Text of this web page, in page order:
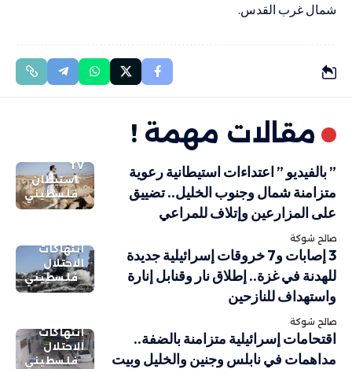
شمال غرب القدس.
مقالات مهمة !
TV
استيطان
فلسطيني
” بالفيديو ” اعتداءات استيطانية رعوية
متزامنة شمال وجنوب الخليل.. تضييق
على المزارعين وإتلاف للمراعي
صالح شوكة
انتهاكات
الاحتلال
فلسطيني
3 إصابات و7 خروقات إسرائيلية جديدة
للهدنة في غزة.. إطلاق نار وقنابل إنارة
واستهداف للنازحين
صالح شوكة
انتهاكات
الاحتلال
فلسطيني
اقتحامات إسرائيلية متزامنة بالضفة..
مداهمات في نابلس وجنين والخليل وبيت